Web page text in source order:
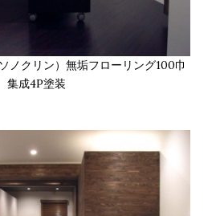
クリン）無垢フローリング100巾
集成4P塗装